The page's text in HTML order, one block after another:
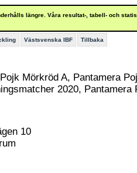
längre. Våra resultat-, tabell- och
Västsvenska IBF Tillbaka
Mörkröd A, Pantamera
2020, Pantamera
10